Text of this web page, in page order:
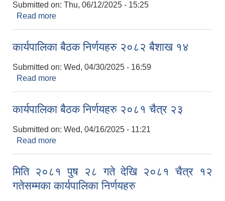
Submitted on: Thu, 06/12/2025 - 15:25
Read more
कार्यपालिका बैठक निर्णयहरु २०८२ बैशाख १४
Submitted on: Wed, 04/30/2025 - 16:59
Read more
कार्यपालिका बैठक निर्णयहरु २०८१ चैत्र २३
Submitted on: Wed, 04/16/2025 - 11:21
Read more
मिति २०८१ पुष २८ गते देखि २०८१ चैत्र १२
गतेसम्मका कार्यपालिका निर्णयहरु